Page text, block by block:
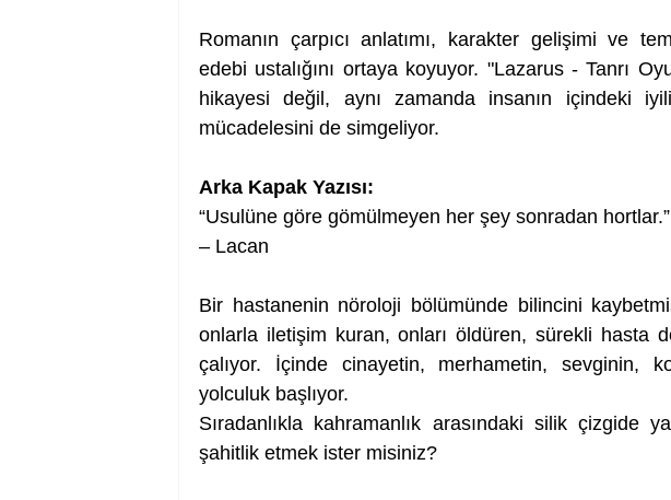
Romanın çarpıcı anlatımı, karakter gelişimi ve
edebi ustalığını ortaya koyuyor. "Lazarus - Tanrı
hikayesi değil, aynı zamanda insanın içindeki
mücadelesini de simgeliyor.
Arka Kapak Yazısı:
“Usulüne göre gömülmeyen her şey sonradan hortlar.”
– Lacan
Bir hastanenin nöroloji bölümünde bilincini
onlarla iletişim kuran, onları öldüren, sürekli hasta
çalıyor. İçinde cinayetin, merhametin, sevginin,
yolculuk başlıyor.
Sıradanlıkla kahramanlık arasındaki silik çizgide
şahitlik etmek ister misiniz?